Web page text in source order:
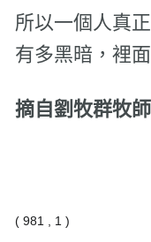
所以一個人真
有多黑暗，裡
摘自劉牧群牧
( 981 , 1 )